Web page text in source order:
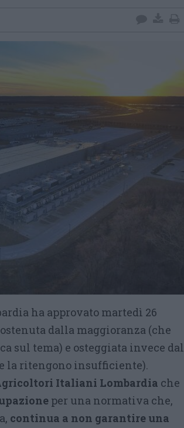
ha approvato martedì 26
dalla maggioranza (che
sul tema) e osteggiata invece dal
la ritengono insufficiente).
Italiani Lombardia che
per una normativa che,
continua a non garantire una